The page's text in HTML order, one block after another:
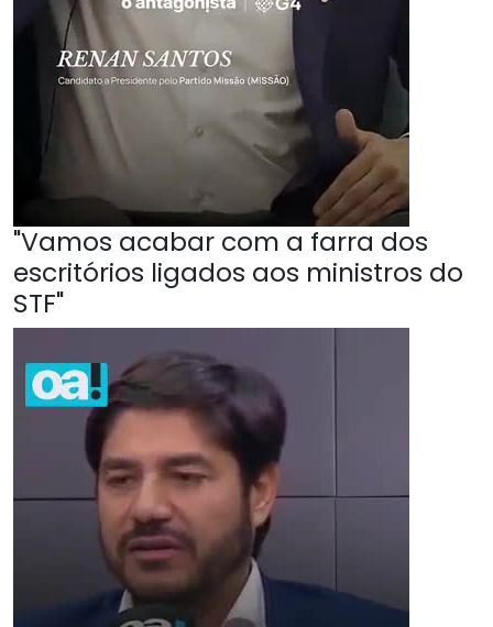
"Vamos acabar com a farra dos
escritórios ligados aos ministros do
STF"